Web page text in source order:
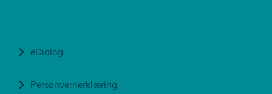
eDialog
Personvernerklæring